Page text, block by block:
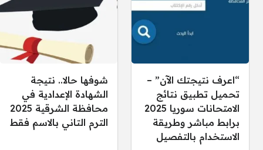
“اعرف نتيجتك الآن” –
تحميل تطبيق نتائج
الامتحانات سوريا 2025
برابط مباشر وطريقة
الاستخدام بالتفصيل
شوفها حالا.. نتيجة
الشهادة الإعدادية في
محافظة الشرقية 2025
الترم التاني بالاسم فقط